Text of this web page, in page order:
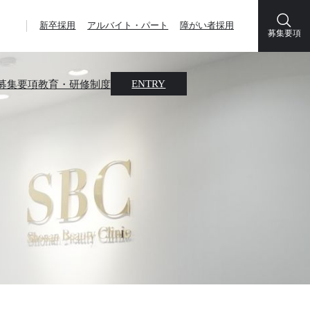
新卒採用 アルバイト・パート 障がい者採用
募集要項
集要項教育・研修制度 ENTRY